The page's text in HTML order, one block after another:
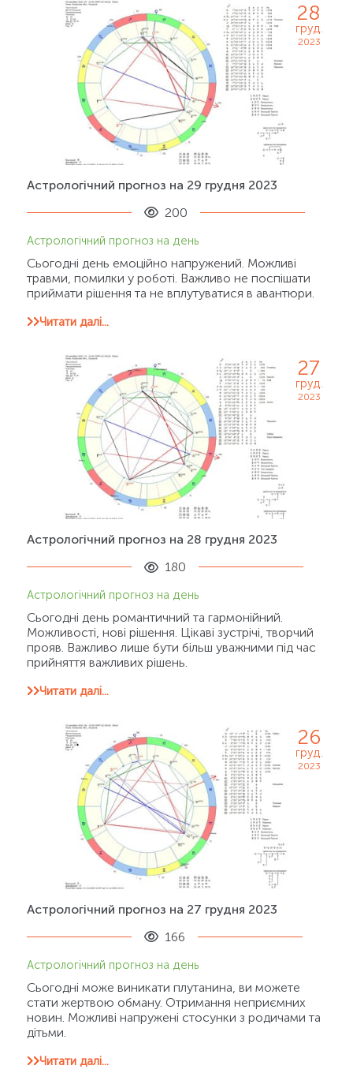
28
груд.
2023
Астрологічний прогноз на 29 грудня 2023
200
Астрологічний прогноз на день
Сьогодні день емоційно напружений. Можливі
травми, помилки у роботі. Важливо не поспішати
приймати рішення та не вплутуватися в авантюри.
Читати далі...
27
груд.
2023
Астрологічний прогноз на 28 грудня 2023
180
Астрологічний прогноз на день
Сьогодні день романтичний та гармонійний.
Можливості, нові рішення. Цікаві зустрічі, творчий
прояв. Важливо лише бути більш уважними під час
прийняття важливих рішень.
Читати далі...
26
груд.
2023
Астрологічний прогноз на 27 грудня 2023
166
Астрологічний прогноз на день
Сьогодні може виникати плутанина, ви можете
стати жертвою обману. Отримання неприємних
новин. Можливі напружені стосунки з родичами та
дітьми.
Читати далі...